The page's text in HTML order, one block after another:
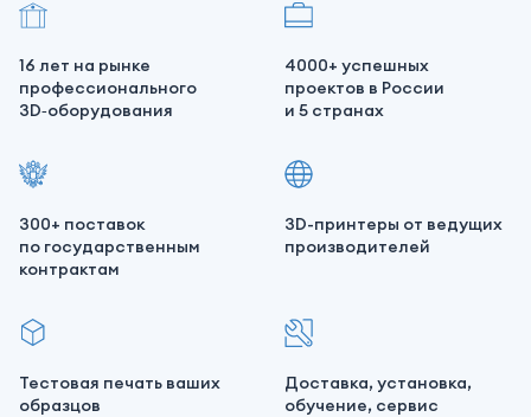
16 лет на рынке
профессионального
3D‑оборудования
4000+ успешных
проектов в России
и 5 странах
300+ поставок
по государственным
контрактам
3D-принтеры от ведущих
производителей
Тестовая печать ваших
образцов
Доставка, установка,
обучение, сервис